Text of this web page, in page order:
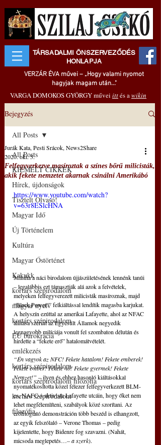
TÁRSADALMI ÖNSZERVEZŐDÉS
HONLAPJA
VERZÁR ÉVA művei – „Hogy valami nyomot
hagyjak magam után..."
VARGA DOMOKOS GYÖRGY művei ittés awikin
Bejegyzés
All Posts
KIEMELT CIKKEK
Hírek, újdonságok
Tisztelt Olvasó!
Magyar Idő
Új Történelem
Kultúra
Magyar Őstörténet
Kakukk
kortárs szépirodalom
magyar nyelv
kortárs szépirodalom
EU bürokrácia
emlékezés
kortárs szépirodalom
kortárs szépirodalom filozófia
kortárs szépirodalom
filozófia
All Posts
Felfegyverkezve masíroztak a színes bőrű milicisták,
akik fekete nemzetet akarnak csinálni Amerikábó
Jurák Kata, Pesti Srácok, News2Share
2020. okt. 5.
https://www.youtube.com/watch?
v=63r8ESlcHNA
Mintha a náci birodalom újjászületésének lennénk tanúi
– legalábbis ezt támasztják alá azok a felvételek,
melyeken felfegyverezett milicisták masíroznak, majd
“Black Power!” felkiáltással lendítik magasba karjukat.
A helyszín ezúttal az amerikai Lafayette, ahol az NFAC
állítása szerint az Egyesült Államok negyedik
legnagyobb milíciája vonult fel szombaton délután és
hirdette a “fekete erő” hatalomátvételét.
“Én vagyok az NFC! Fekete hatalom! Fekete emberek!
Fekete ember! Fekete nő! Fekete gyermek! Fekete
Nemzet!” – ilyen és ehhez hasonló kiáltásokkal
nyomatékosította közel félezer felfegyverkezett BLM-
es, NAFC-s aktivista Lafayette utcáin, hogy őket nem
lehet megfélemlíteni, szabályok közé szorítani. Az
erőfitogtató demonstráción több beszéd is elhangzott,
az egyik felszólaló – Verone Thomas – pedig
kijelentette, hogy Bidenre fog szavazni. (Nahát,
micsoda meglepetés…– a szerk).